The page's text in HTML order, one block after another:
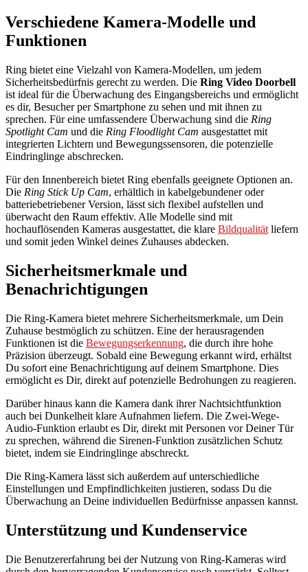
Verschiedene Kamera-Modelle und
Funktionen
Ring bietet eine Vielzahl von Kamera-Modellen, um jedem
Sicherheitsbedürfnis gerecht zu werden. Die Ring Video Doorbell
ist ideal für die Überwachung des Eingangsbereichs und ermöglicht
es dir, Besucher per Smartphone zu sehen und mit ihnen zu
sprechen. Für eine umfassendere Überwachung sind die Ring
Spotlight Cam und die Ring Floodlight Cam ausgestattet mit
integrierten Lichtern und Bewegungssensoren, die potenzielle
Eindringlinge abschrecken.
Für den Innenbereich bietet Ring ebenfalls geeignete Optionen an.
Die Ring Stick Up Cam, erhältlich in kabelgebundener oder
batteriebetriebener Version, lässt sich flexibel aufstellen und
überwacht den Raum effektiv. Alle Modelle sind mit
hochauflösenden Kameras ausgestattet, die klare Bildqualität liefern
und somit jeden Winkel deines Zuhauses abdecken.
Sicherheitsmerkmale und
Benachrichtigungen
Die Ring-Kamera bietet mehrere Sicherheitsmerkmale, um Dein
Zuhause bestmöglich zu schützen. Eine der herausragenden
Funktionen ist die Bewegungserkennung, die durch ihre hohe
Präzision überzeugt. Sobald eine Bewegung erkannt wird, erhältst
Du sofort eine Benachrichtigung auf deinem Smartphone. Dies
ermöglicht es Dir, direkt auf potenzielle Bedrohungen zu reagieren.
Darüber hinaus kann die Kamera dank ihrer Nachtsichtfunktion
auch bei Dunkelheit klare Aufnahmen liefern. Die Zwei-Wege-
Audio-Funktion erlaubt es Dir, direkt mit Personen vor Deiner Tür
zu sprechen, während die Sirenen-Funktion zusätzlichen Schutz
bietet, indem sie Eindringlinge abschreckt.
Die Ring-Kamera lässt sich außerdem auf unterschiedliche
Einstellungen und Empfindlichkeiten justieren, sodass Du die
Überwachung an Deine individuellen Bedürfnisse anpassen kannst.
Unterstützung und Kundenservice
Die Benutzererfahrung bei der Nutzung von Ring-Kameras wird